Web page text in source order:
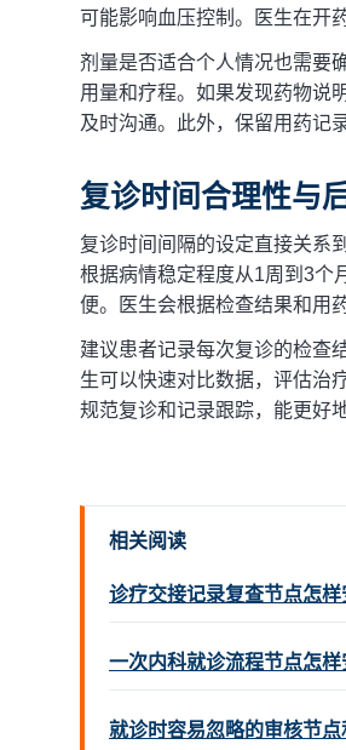
可能影响血压控制。医生在开
剂量是否适合个人情况也需要
用量和疗程。如果发现药物说
及时沟通。此外，保留用药记
复诊时间合理性与
复诊时间间隔的设定直接关系
根据病情稳定程度从1周到3个
便。医生会根据检查结果和用
建议患者记录每次复诊的检查
生可以快速对比数据，评估治
规范复诊和记录跟踪，能更好
相关阅读
诊疗交接记录复查节点怎样
一次内科就诊流程节点怎样
就诊时容易忽略的审核节